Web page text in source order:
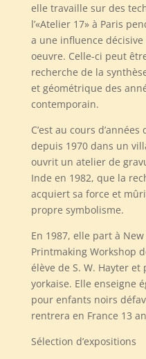
elle travaille sur des
l’«Atelier 17» à Paris
a une influence
oeuvre. Celle-ci peut
recherche de la
et géométrique des
contemporain.
C’est au cours
depuis 1970 dans un
ouvrit un atelier de
Inde en 1982, que la
acquiert sa force et
propre symbolisme.
En 1987, elle part à
Printmaking Workshop
élève de S. W. Hayter
yorkaise. Elle enseigne
pour enfants noirs
rentrera en France 13
Sélection d’expositions